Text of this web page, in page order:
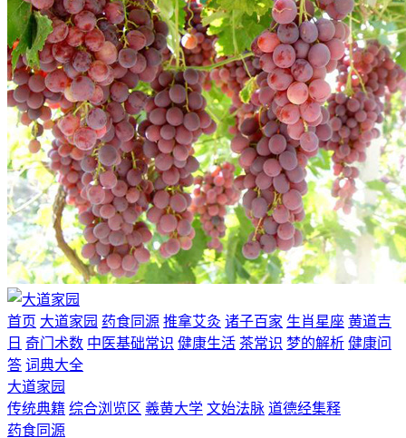
首页 大道家园 药食同源 推拿艾灸 诸子百家 生肖星座 黄道吉
日 奇门术数 中医基础常识 健康生活 茶常识 梦的解析 健康问
答 词典大全
大道家园
传统典籍 综合浏览区 羲黄大学 文始法脉 道德经集释
药食同源